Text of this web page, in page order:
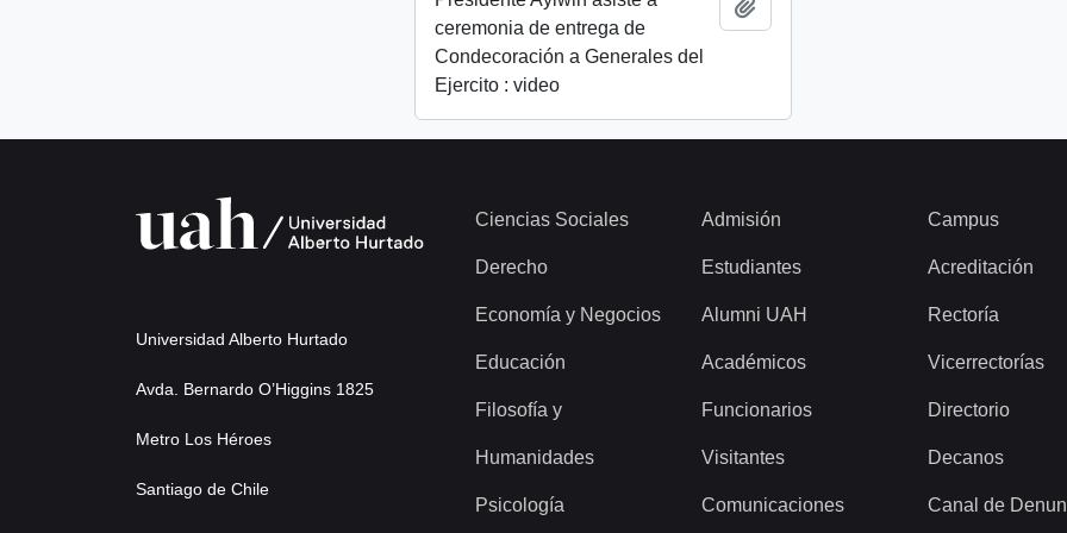
ceremonia de entrega de
Condecoración a Generales del
Ejercito : video
Universidad Alberto Hurtado
Avda. Bernardo O’Higgins 1825
Metro Los Héroes
Santiago de Chile
Ciencias Sociales
Derecho
Economía y Negocios
Educación
Filosofía y
Humanidades
Psicología
Admisión
Estudiantes
Alumni UAH
Académicos
Funcionarios
Visitantes
Comunicaciones
Campus
Acreditación
Rectoría
Vicerrectorías
Directorio
Decanos
Canal de